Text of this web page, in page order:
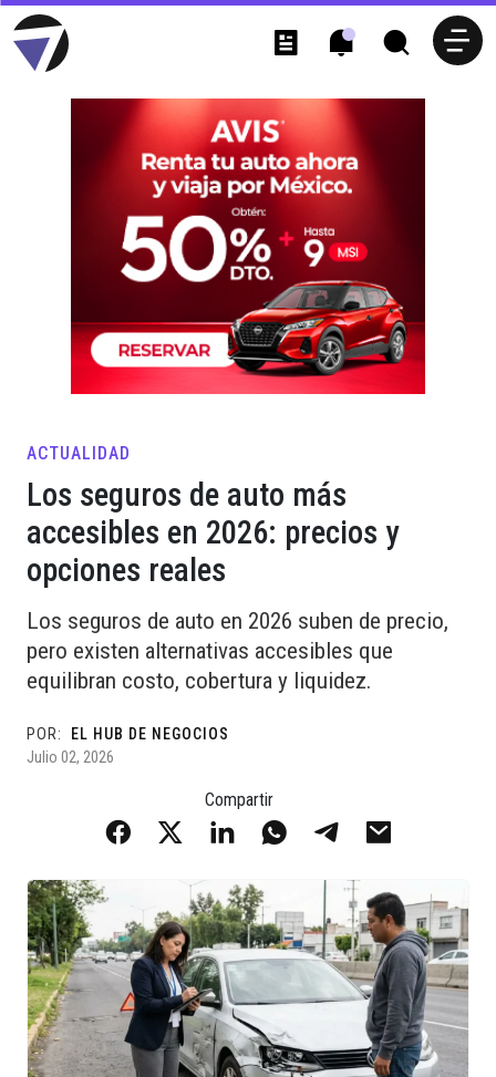
ACTUALIDAD
Los seguros de auto más
accesibles en 2026: precios y
opciones reales
Los seguros de auto en 2026 suben de precio,
pero existen alternativas accesibles que
equilibran costo, cobertura y liquidez.
POR:
EL HUB DE NEGOCIOS
Julio 02, 2026
Compartir